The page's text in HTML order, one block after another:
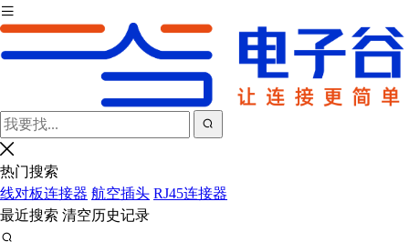
热门搜索
线对板连接器 航空插头 RJ45连接器
最近搜索 清空历史记录